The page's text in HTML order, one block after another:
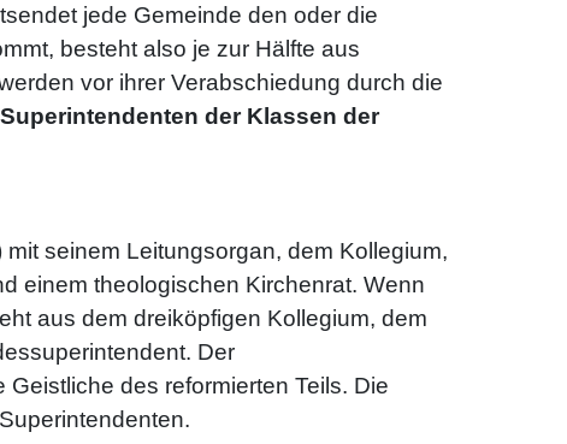
jede Gemeinde den oder die
besteht also je zur Hälfte aus
vor ihrer Verabschiedung durch die
Superintendenten der Klassen der
mit seinem Leitungsorgan, dem Kollegium,
einem theologischen Kirchenrat. Wenn
aus dem dreiköpfigen Kollegium, dem
Der
des reformierten Teils. Die